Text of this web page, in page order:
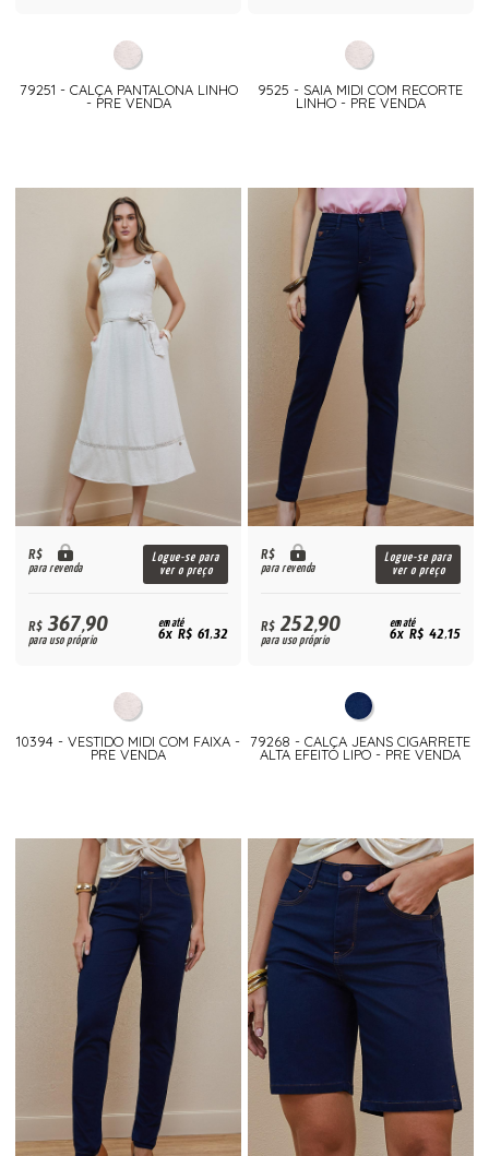
79251 - CALÇA PANTALONA LINHO
- PRE VENDA
9525 - SAIA MIDI COM RECORTE
LINHO - PRE VENDA
R$
para revenda
Logue-se para
ver o preço
R$367,90
para uso próprio
em até
6x R$ 61,32
10394 - VESTIDO MIDI COM FAIXA -
PRE VENDA
R$
para revenda
Logue-se para
ver o preço
R$252,90
para uso próprio
em até
6x R$ 42,15
79268 - CALÇA JEANS CIGARRETE
ALTA EFEITO LIPO - PRE VENDA